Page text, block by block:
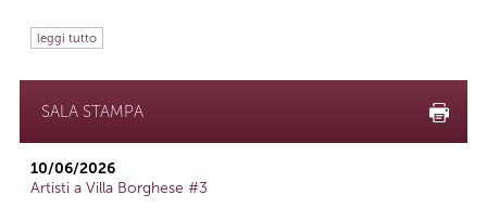
leggi tutto
SALA STAMPA
10/06/2026
Artisti a Villa Borghese #3